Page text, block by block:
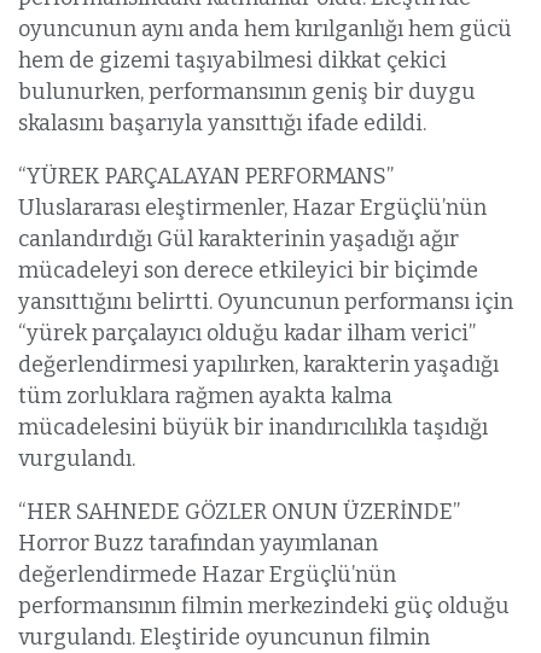
oyuncunun aynı anda hem kırılganlığı hem gücü
hem de gizemi taşıyabilmesi dikkat çekici
bulunurken, performansının geniş bir duygu
skalasını başarıyla yansıttığı ifade edildi.
“YÜREK PARÇALAYAN PERFORMANS”
Uluslararası eleştirmenler, Hazar Ergüçlü’nün
canlandırdığı Gül karakterinin yaşadığı ağır
mücadeleyi son derece etkileyici bir biçimde
yansıttığını belirtti. Oyuncunun performansı için
“yürek parçalayıcı olduğu kadar ilham verici”
değerlendirmesi yapılırken, karakterin yaşadığı
tüm zorluklara rağmen ayakta kalma
mücadelesini büyük bir inandırıcılıkla taşıdığı
vurgulandı.
“HER SAHNEDE GÖZLER ONUN ÜZERİNDE”
Horror Buzz tarafından yayımlanan
değerlendirmede Hazar Ergüçlü’nün
performansının filmin merkezindeki güç olduğu
vurgulandı. Eleştiride oyuncunun filmin